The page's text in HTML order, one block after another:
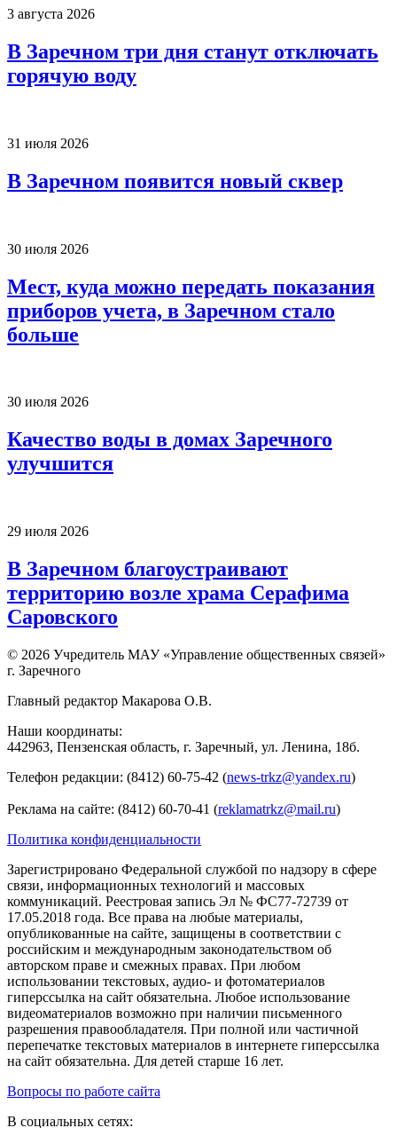
3 августа 2026
В Заречном три дня станут отключать
горячую воду
31 июля 2026
В Заречном появится новый сквер
30 июля 2026
Мест, куда можно передать показания
приборов учета, в Заречном стало
больше
30 июля 2026
Качество воды в домах Заречного
улучшится
29 июля 2026
В Заречном благоустраивают
территорию возле храма Серафима
Саровского
© 2026 Учредитель МАУ «Управление общественных связей»
г. Заречного
Главный редактор Макарова О.В.
Наши координаты:
442963, Пензенская область, г. Заречный, ул. Ленина, 18б.
Телефон редакции: (8412) 60-75-42 (news-trkz@yandex.ru)
Реклама на сайте: (8412) 60-70-41 (reklamatrkz@mail.ru)
Политика конфиденциальности
Зарегистрировано Федеральной службой по надзору в сфере
связи, информационных технологий и массовых
коммуникаций. Реестровая запись Эл № ФС77-72739 от
17.05.2018 года. Все права на любые материалы,
опубликованные на сайте, защищены в соответствии с
российским и международным законодательством об
авторском праве и смежных правах. При любом
использовании текстовых, аудио- и фотоматериалов
гиперссылка на сайт обязательна. Любое использование
видеоматериалов возможно при наличии письменного
разрешения правообладателя. При полной или частичной
перепечатке текстовых материалов в интернете гиперссылка
на сайт обязательна. Для детей старше 16 лет.
Вопросы по работе сайта
В социальных сетях: